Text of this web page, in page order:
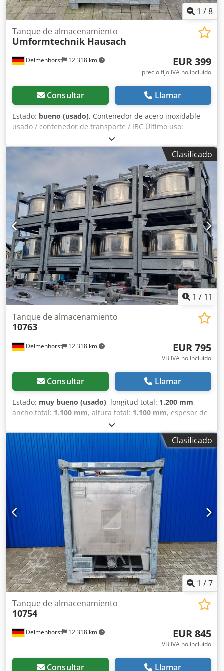
1 /8
Delmenhorst 12.318 km
Tanque de almacenamiento
Umformtechnik Hausach
EUR 399
precio fijo IVA no incluído
Consultar Llamar
Estado: bueno (usado), Contenedor de acero inoxidable
usado / contenedor de transporte / IBC Último uso:
producción de pintura. Número de artículo: 10861
Volumen: 445 litros Tipo: De pie en bastidor apilable
galvanizado Material (contacto con los medios): 1.4301 /
AISI304 pozo de acceso de 400 mm Diseño: De pared
simple Presión de funcionamiento según placa de
características: 0,10 bar Dwodpfev Au Upjx Anyea
Dimensiones del contenedor: Ancho total: 83 mm Longitud
total: 1030 mm Altura total: 1160 mm Materiales: Interior:
1.4301 / AISI 304 Partes exteriores: Acero galvanizado
Instalaciones: Placa de características: sí Diámetro del
pico: 50 mm Válvula de salida: válvula Distancia del
desagüe al suelo: 220 mm Peso vacío: 138 kg
Clasificado
1 / 11
Delmenhorst 12.318 km
Tanque de almacenamiento
10763
EUR 795
VB IVA no incluído
Consultar Llamar
Estado: muy bueno (usado), longitud total: 1.200 mm,
ancho total: 1.100 mm, altura total: 1.100 mm, espesor de
, capacidad del depósito de agua:
Equipamiento:placa de características disponible,
Contenedor de acero inoxidable usado / contenedor de
transporte / IBC Número de artículo: 10763 Tipo: De pie en
bastidor apilable galvanizado Material (partes húmedas):
1.4301 / AISI304 Diseño: Pared simple Presión de servicio
según placa de características: 0,33 bar Materiales:
Interior: 1.4301 / AISI 304 Partes exteriores: Acero
galvanizado Accesorios: Placa de características: sí
Diámetro caño: 45mm Válvula de salida: Válvula Distancia
desagüe al suelo: 230mm Dwodpfx Anjp S R Tyoyoa
Clasificado
1 /7
Delmenhorst 12.318 km
Tanque de almacenamiento
10754
EUR 845
VB IVA no incluído
Consultar Llamar